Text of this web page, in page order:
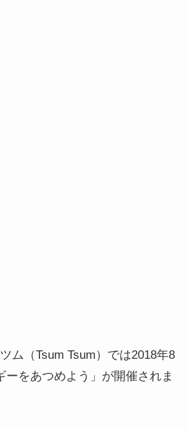
ム（Tsum Tsum）では2018年8
ーをあつめよう」が開催されま